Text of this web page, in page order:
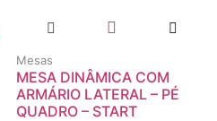
Mesas
MESA DINÂMICA COM
ARMÁRIO LATERAL – PÉ
QUADRO – START